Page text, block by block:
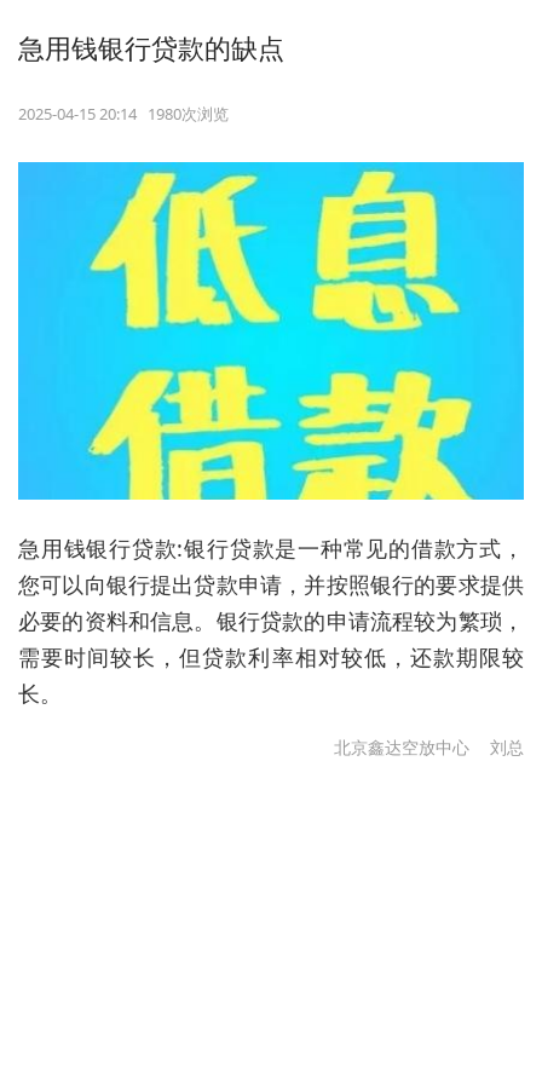
急用钱银行贷款的缺点
2025-04-15 20:14 1980次浏览
急用钱银行贷款:银行贷款是一种常见的借款方式，
您可以向银行提出贷款申请，并按照银行的要求提供
必要的资料和信息。银行贷款的申请流程较为繁琐，
需要时间较长，但贷款利率相对较低，还款期限较
长。
北京鑫达空放中心 刘总